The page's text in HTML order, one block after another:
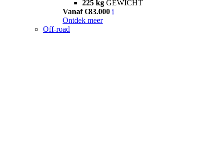
225 kg GEWICHT
Vanaf €83.000 i
Ontdek meer
Off-road